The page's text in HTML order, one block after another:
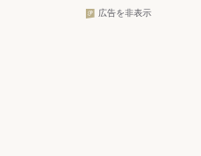
広告を非表示